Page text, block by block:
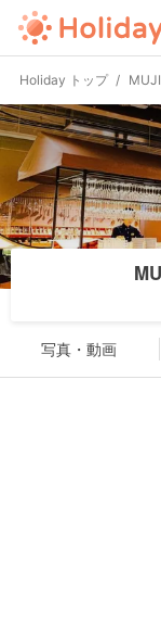
Holiday トップ
写真・動画